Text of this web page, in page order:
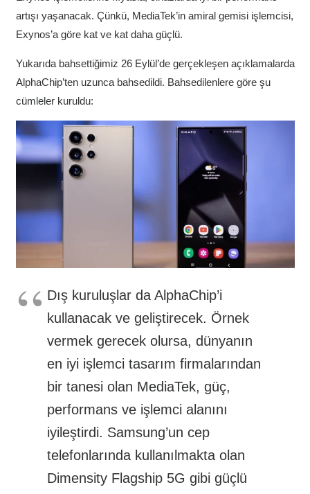
artışı yaşanacak. Çünkü, MediaTek’in amiral gemisi işlemcisi,
Exynos’a göre kat ve kat daha güçlü.
Yukarıda bahsettiğimiz 26 Eylül’de gerçekleşen açıklamalarda
AlphaChip’ten uzunca bahsedildi. Bahsedilenlere göre şu
cümleler kuruldu:
Dış kuruluşlar da AlphaChip’i
kullanacak ve geliştirecek. Örnek
vermek gerecek olursa, dünyanın
en iyi işlemci tasarım firmalarından
bir tanesi olan MediaTek, güç,
performans ve işlemci alanını
iyileştirdi. Samsung’un cep
telefonlarında kullanılmakta olan
Dimensity Flagship 5G gibi güçlü